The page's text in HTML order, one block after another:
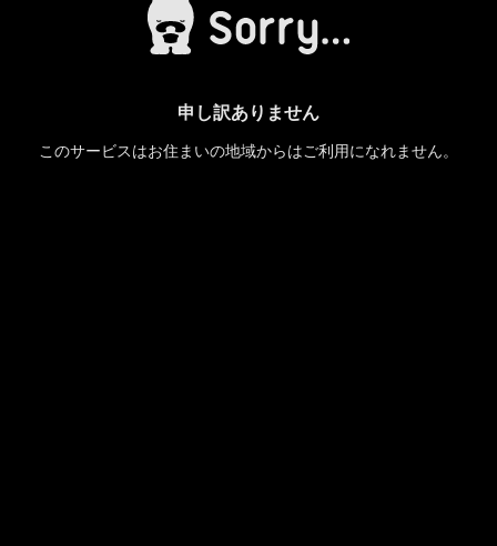
申し訳ありません
このサービスはお住まいの地域からはご利用になれません。